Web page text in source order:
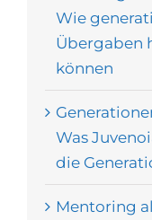
Wie
Übergaben
können
Was
die
Mentoring